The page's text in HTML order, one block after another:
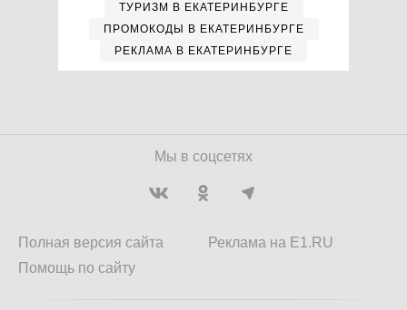
ТУРИЗМ В ЕКАТЕРИНБУРГЕ
ПРОМОКОДЫ В ЕКАТЕРИНБУРГЕ
РЕКЛАМА В ЕКАТЕРИНБУРГЕ
Мы в соцсетях
Полная версия сайта
Помощь по сайту
Реклама на E1.RU